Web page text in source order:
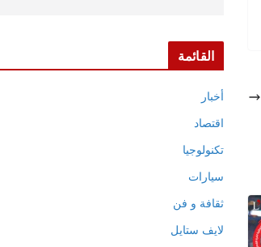
القائمة
أخبار
اقتصاد
تكنولوجيا
سيارات
ثقافة و فن
لايف ستايل